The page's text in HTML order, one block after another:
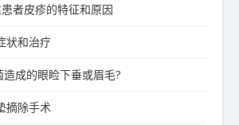
者皮疹的特征和原因
状和治疗
成的眼睑下垂或眉毛?
摘除手术